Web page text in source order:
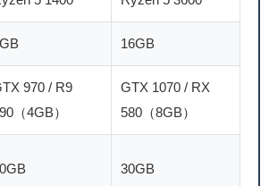
16GB
970 / R9
（4GB）
GTX 1070 / RX
580（8GB）
30GB